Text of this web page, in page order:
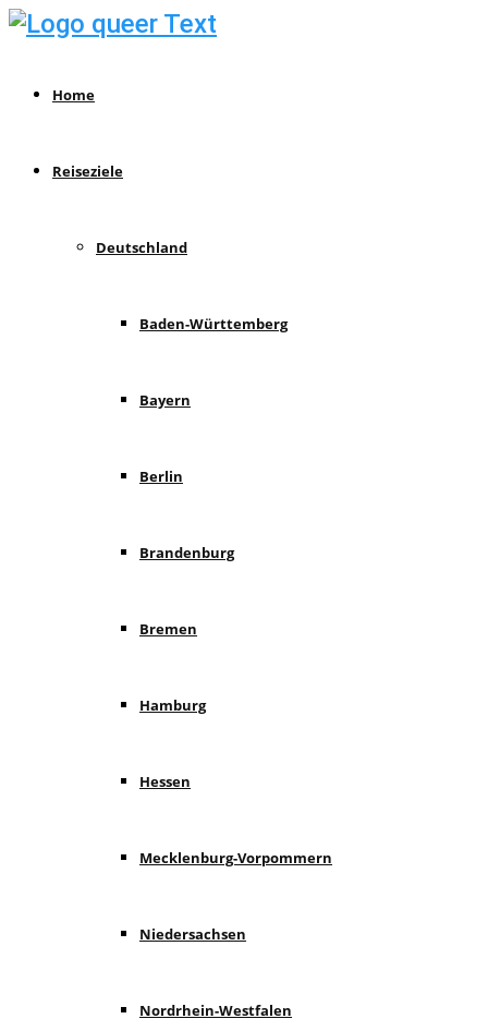
Home
Reiseziele
Deutschland
Baden-Württemberg
Bayern
Berlin
Brandenburg
Bremen
Hamburg
Hessen
Mecklenburg-Vorpommern
Niedersachsen
Nordrhein-Westfalen